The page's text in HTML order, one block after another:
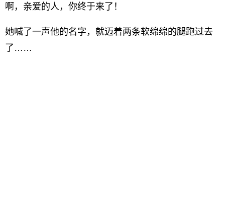
啊，亲爱的人，你终于来了！
她喊了一声他的名字，就迈着两条软绵绵的腿跑过去
了……